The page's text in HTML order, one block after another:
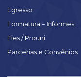
Egresso
Formatura – Informes
Fies / Prouni
Parcerias e Convênios